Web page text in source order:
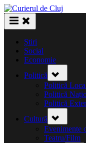
Skip
to
content
Știri
Social
Economie
Politică
sub-
menu
Politică
Politică
Politică
Cultură
sub-
menu
Evenimente
Teatru/Film